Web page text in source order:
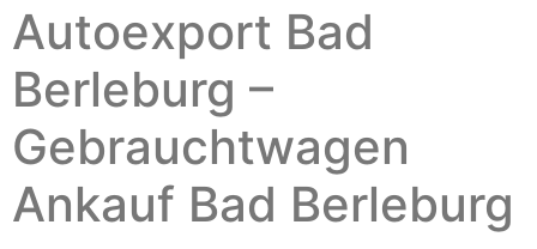
Autoexport Bad
Berleburg –
Gebrauchtwagen
Ankauf Bad Berleburg